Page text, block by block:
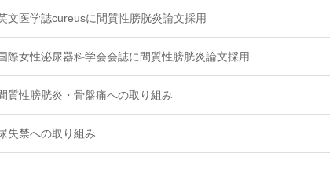
文医学誌cureusに間質性膀胱炎論文採用
際女性泌尿器科学会会誌に間質性膀胱炎論文採用
質性膀胱炎・骨盤痛への取り組み
失禁への取り組み